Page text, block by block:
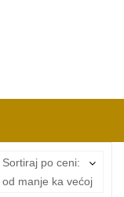
Sortiraj po ceni:
od manje ka većoj